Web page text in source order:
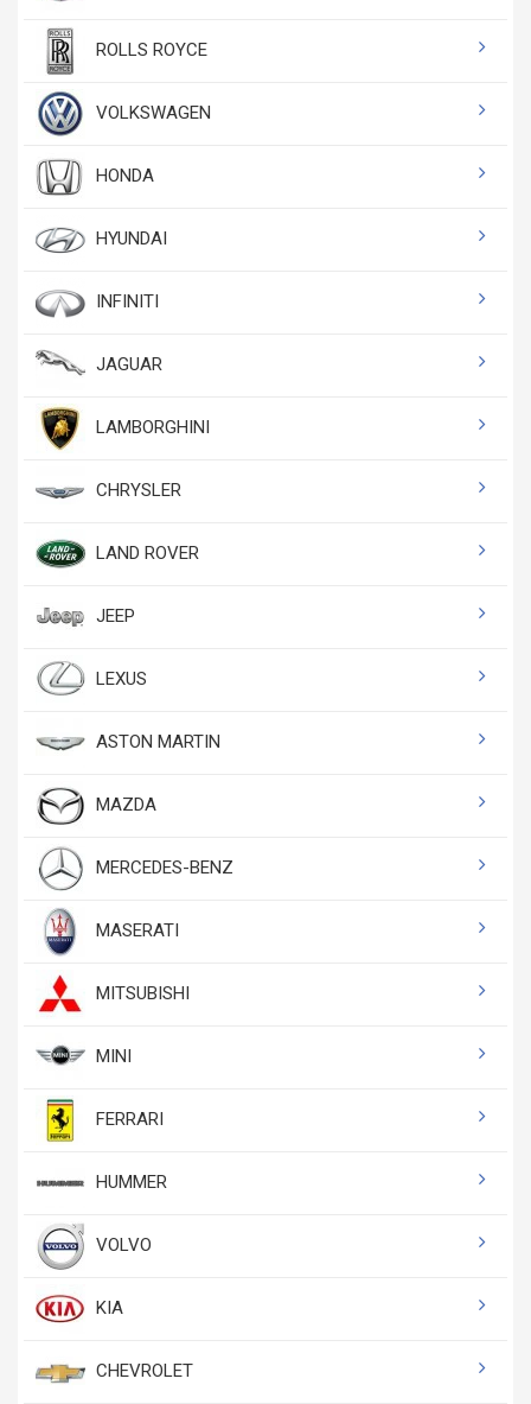
ROLLS ROYCE
VOLKSWAGEN
HONDA
HYUNDAI
INFINITI
JAGUAR
LAMBORGHINI
CHRYSLER
LAND ROVER
JEEP
LEXUS
ASTON MARTIN
MAZDA
MERCEDES-BENZ
MASERATI
MITSUBISHI
MINI
FERRARI
HUMMER
VOLVO
KIA
CHEVROLET